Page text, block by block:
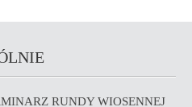
RUNDY WIOSENNEJ